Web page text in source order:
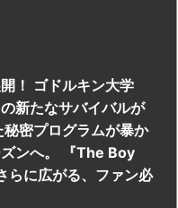
！ ゴドルキン大学
新たなサバイバルが
密プログラムが暴か
ンへ。 『The Boy
らに広がる、ファン必